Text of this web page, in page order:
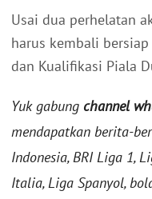
Usai dua perhelatan
harus kembali
dan Kualifikasi Piala
Yuk gabung channel
mendapatkan berita-
Indonesia, BRI Liga 1,
Italia, Liga Spanyol,